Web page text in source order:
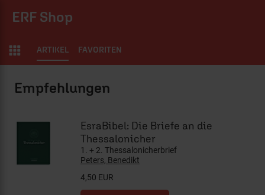
ERF Shop
ARTIKEL FAVORITEN
EsraBibel: Die Briefe an die
Thessalonicher
1. + 2. Thessalonicherbrief
Peters, Benedikt
4,50 EUR